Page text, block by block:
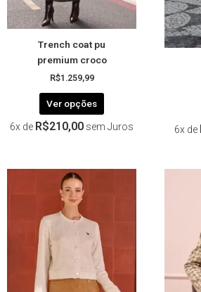
Trench coat pu
premium croco
R$1.259,99
Ver opções
na
página
do
produto
6x de R$210,00 sem Juros 6x de
opções
podem